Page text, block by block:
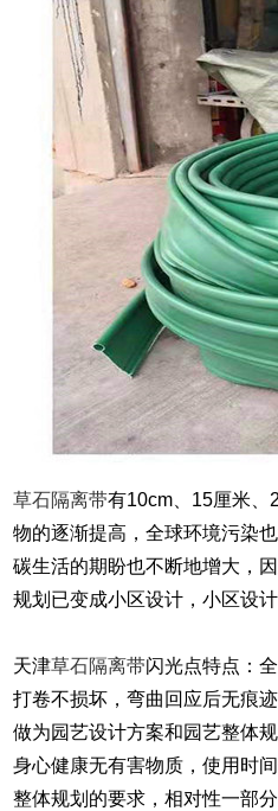
草石隔离带有10cm、15厘米、
物的逐渐提高，全球环境污染
碳生活的期盼也不断地增大，
规划已变成小区设计，小区设
天津草石隔离带闪光点特点：
打卷不损坏，弯曲回应后无痕
做为园艺设计方案和园艺整体
身心健康无有害物质，使用时
整体规划的要求，相对性一部